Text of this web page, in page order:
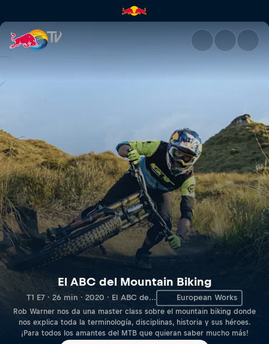
El ABC del Mountain Biking |
El ABC del Mountain Biking
T1 E7 · 26 min · 2020 · El ABC de... European Works
Rob Warner nos da una master class sobre el mountain biking donde
nos explica toda la terminología, disciplinas, historia y sus héroes.
¡Para todos los amantes del MTB que quieran saber mucho más!